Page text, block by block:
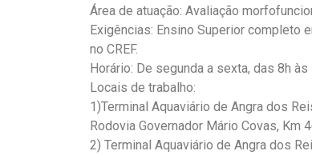
Área de atuação: Avaliação
Exigências: Ensino Superior completo
no CREF.
Horário: De segunda a sexta, das 8h às
Locais de trabalho:
1)Terminal Aquaviário de Angra dos
Rodovia Governador Mário Covas, Km
2) Terminal Aquaviário de Angra dos